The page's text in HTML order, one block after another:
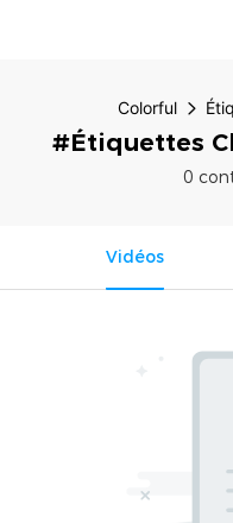
Colorful
#Étiquettes
0
Vidéos